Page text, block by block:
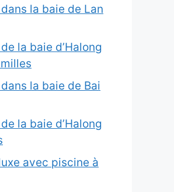
la baie de Lan
la baie d’Halong
la baie de Bai
la baie d’Halong
avec piscine à